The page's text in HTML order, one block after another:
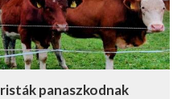
panaszkodnak